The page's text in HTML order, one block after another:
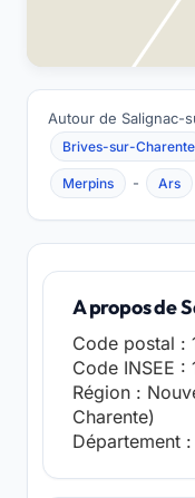
Autour de Salignac-
Brives-sur-Charente
Merpins - Ars
A propos de
Code postal :
Code INSEE :
Région :
Charente)
Département :